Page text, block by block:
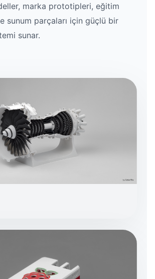
marka prototipleri, eğitim
sunum parçaları için güçlü bir
sunar.